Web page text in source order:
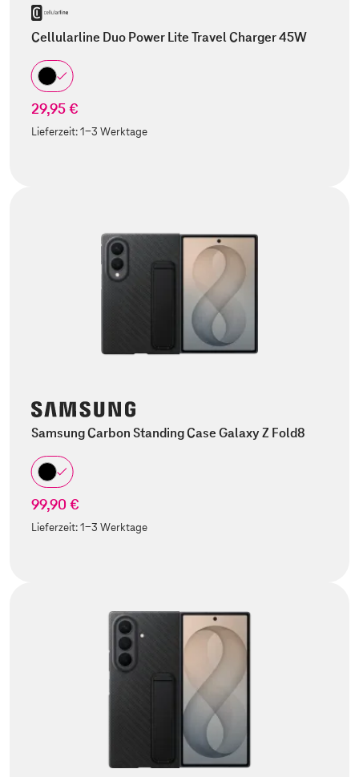
Cellularline Duo Power Lite Travel Charger 45W
29,95 €
Lieferzeit:1-3 Werktage
Samsung Carbon Standing Case Galaxy Z Fold8
99,90 €
Lieferzeit:1-3 Werktage